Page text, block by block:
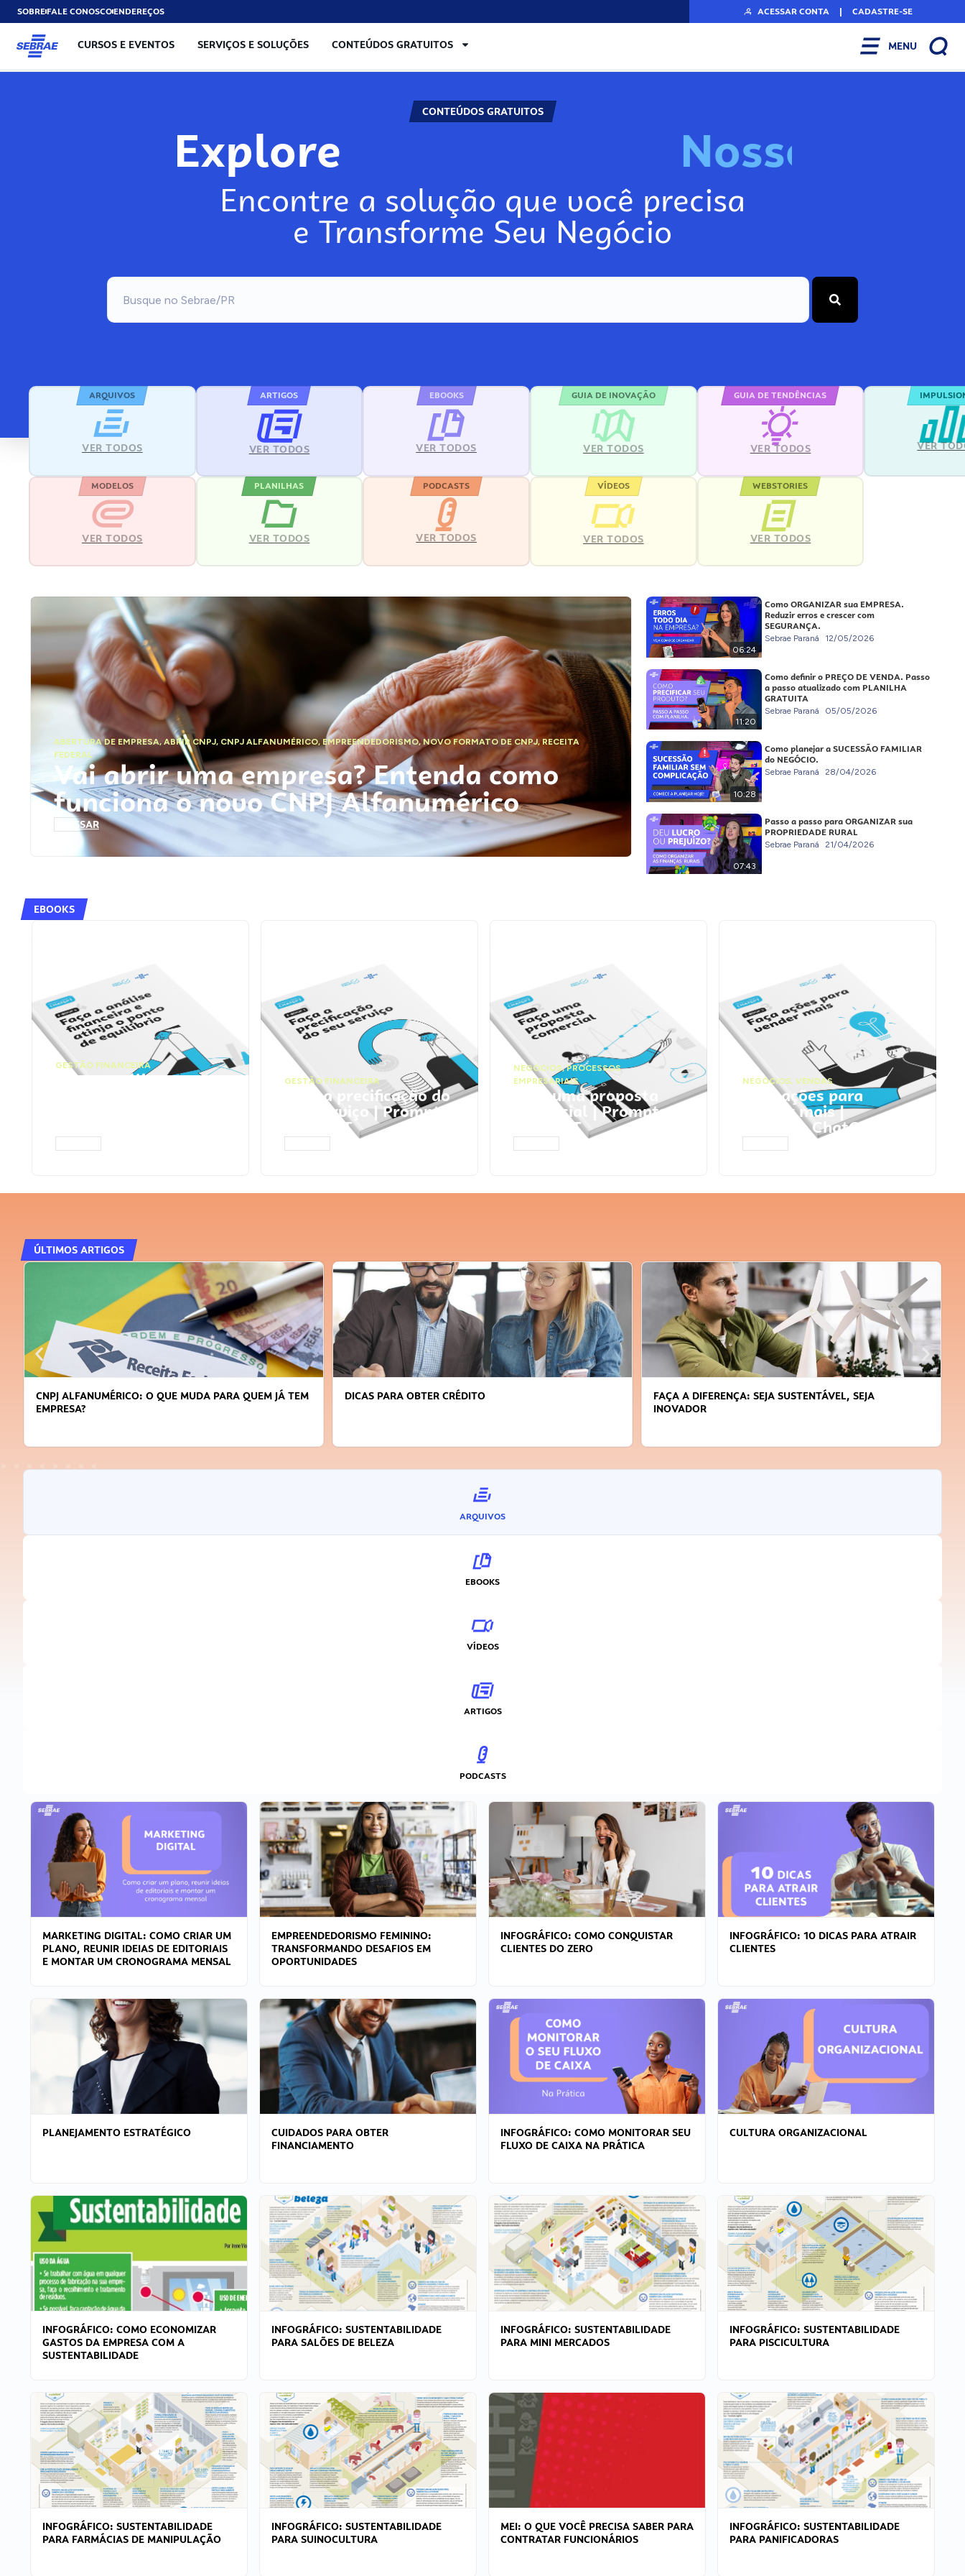
SOBREFALE CONOSCOENDEREÇOS ACESSAR CONTA | CADASTRE-SE
CURSOS E EVENTOS SERVIÇOS E SOLUÇÕES CONTEÚDOS GRATUITOS MENU
CONTEÚDOS GRATUITOS
Explore Nosso
Encontre a solução que você precisa
e Transforme Seu Negócio
ARQUIVOS
VER TODOS
ARTIGOS
VER TODOS
EBOOKS
VER TODOS
GUIA DE INOVAÇÃO
VER TODOS
GUIA DE TENDÊNCIAS
VER TODOS VER
MODELOS
VER TODOS
PLANILHAS
VER TODOS
PODCASTS
VER TODOS
VÍDEOS
VER TODOS
WEBSTORIES
VER TODOS
ABERTURA DE EMPRESA,ABRIR CNPJ, CNPJ ALFANUMÉRICO, EMPREENDEDORISMO,NOVO FORMATO DE CNPJ,RECEITA
FEDERAL
Vai abrir uma empresa? Entenda como
funciona o novo CNPJ Alfanumérico
ACESSAR
06:24
Como ORGANIZAR sua EMPRESA.
Reduzir erros e crescer com
SEGURANÇA.
Sebrae Paraná 12/05/2026
11:20
Como definir o PREÇO DE VENDA. Passo
a passo atualizado com PLANILHA
GRATUITA
Sebrae Paraná 05/05/2026
10:28
Como planejar a SUCESSÃO FAMILIAR
do NEGÓCIO.
Sebrae Paraná 28/04/2026
07:43
Passo a passo para ORGANIZAR sua
PROPRIEDADE RURAL
Sebrae Paraná 21/04/2026
EBOOKS
GESTÃO FINANCEIRA
Faça a análise GESTÃO FINANCEIRA
Faça a precificação do
seu serviço | Prompts
ChatGPT
NEGÓCIOS,PROCESSOS
EMPRESARIAIS
Faça uma proposta
comercial | Prompts
ChatGPT
NEGÓCIOS, VENDAS
Faça ações para
vender mais |
Prompts ChatGPT
ÚLTIMOS ARTIGOS
CNPJ ALFANUMÉRICO: O QUE MUDA PARA QUEM JÁ TEM
EMPRESA?
DICAS PARA OBTER CRÉDITO
FAÇA A DIFERENÇA: SEJA SUSTENTÁVEL, SEJA
INOVADOR
ARQUIVOS
EBOOKS
VÍDEOS
ARTIGOS
PODCASTS
MARKETING DIGITAL: COMO CRIAR UM
PLANO, REUNIR IDEIAS DE EDITORIAIS
E MONTAR UM CRONOGRAMA MENSAL
EMPREENDEDORISMO FEMININO:
TRANSFORMANDO DESAFIOS EM
OPORTUNIDADES
INFOGRÁFICO: COMO CONQUISTAR
CLIENTES DO ZERO
INFOGRÁFICO: 10 DICAS PARA ATRAIR
CLIENTES
PLANEJAMENTO ESTRATÉGICO
CUIDADOS PARA OBTER
FINANCIAMENTO
INFOGRÁFICO: COMO MONITORAR SEU
FLUXO DE CAIXA NA PRÁTICA
CULTURA ORGANIZACIONAL
INFOGRÁFICO: COMO ECONOMIZAR
GASTOS DA EMPRESA COM A
SUSTENTABILIDADE
INFOGRÁFICO: SUSTENTABILIDADE
PARA SALÕES DE BELEZA
INFOGRÁFICO: SUSTENTABILIDADE
PARA MINI MERCADOS
INFOGRÁFICO: SUSTENTABILIDADE
PARA PISCICULTURA
INFOGRÁFICO: SUSTENTABILIDADE
PARA FARMÁCIAS DE MANIPULAÇÃO
INFOGRÁFICO: SUSTENTABILIDADE
PARA SUINOCULTURA
MEI: O QUE VOCÊ PRECISA SABER PARA
CONTRATAR FUNCIONÁRIOS
INFOGRÁFICO: SUSTENTABILIDADE
PARA PANIFICADORAS